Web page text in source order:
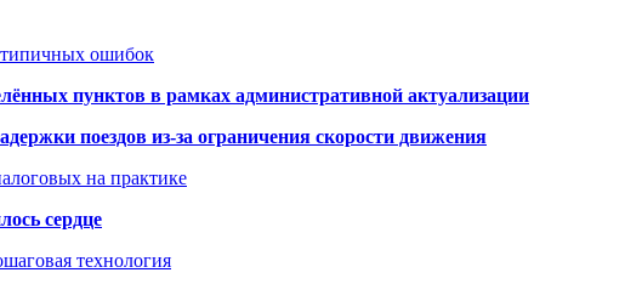
типичных ошибок
пунктов в рамках административной актуализации
поездов из-за ограничения скорости движения
на практике
сердце
технология